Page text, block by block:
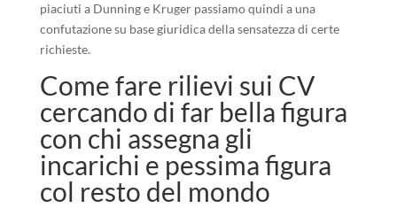
piaciuti a Dunning e Kruger passiamo quindi a una
confutazione su base giuridica della sensatezza di certe
richieste.
Come fare rilievi sui CV
cercando di far bella figura
con chi assegna gli
incarichi e pessima figura
col resto del mondo